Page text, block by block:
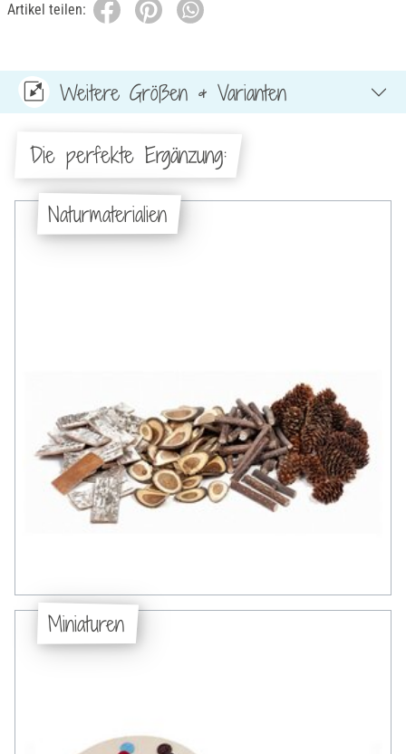
Artikel teilen:
Weitere Größen & Varianten
Die perfekte Ergänzung:
Naturmaterialien
Miniaturen